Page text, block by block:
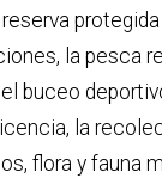
la pesca
buceo
la
flora y fauna